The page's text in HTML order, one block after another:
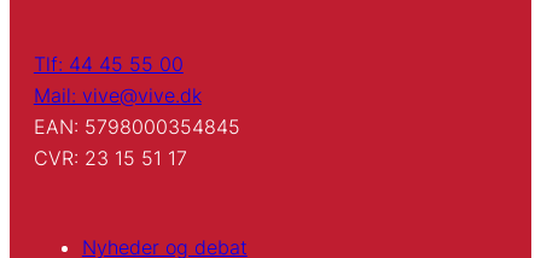
Tlf: 44 45 55 00
Mail: vive@vive.dk
EAN: 5798000354845
CVR: 23 15 51 17
Nyheder og debat